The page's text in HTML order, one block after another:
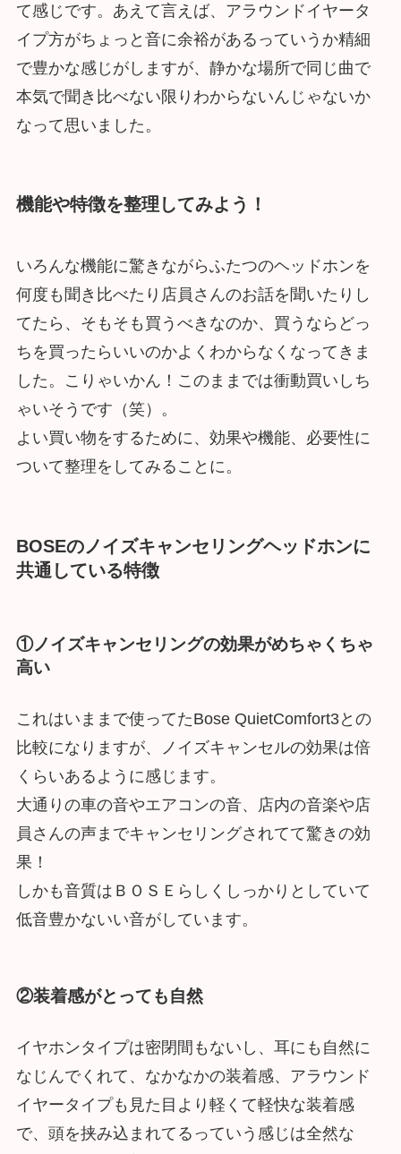
て感じです。あえて言えば、アラウンドイヤータ
イプ方がちょっと音に余裕があるっていうか精細
で豊かな感じがしますが、静かな場所で同じ曲で
本気で聞き比べない限りわからないんじゃないか
なって思いました。
機能や特徴を整理してみよう！
いろんな機能に驚きながらふたつのヘッドホンを
何度も聞き比べたり店員さんのお話を聞いたりし
てたら、そもそも買うべきなのか、買うならどっ
ちを買ったらいいのかよくわからなくなってきま
した。こりゃいかん！このままでは衝動買いしち
ゃいそうです（笑）。
よい買い物をするために、効果や機能、必要性に
ついて整理をしてみることに。
BOSEのノイズキャンセリングヘッドホンに
共通している特徴
①ノイズキャンセリングの効果がめちゃくちゃ
高い
これはいままで使ってたBose QuietComfort3との
比較になりますが、ノイズキャンセルの効果は倍
くらいあるように感じます。
大通りの車の音やエアコンの音、店内の音楽や店
員さんの声までキャンセリングされてて驚きの効
果！
しかも音質はＢＯＳＥらしくしっかりとしていて
低音豊かないい音がしています。
②装着感がとっても自然
イヤホンタイプは密閉間もないし、耳にも自然に
なじんでくれて、なかなかの装着感、アラウンド
イヤータイプも見た目より軽くて軽快な装着感
で、頭を挟み込まれてるっていう感じは全然な